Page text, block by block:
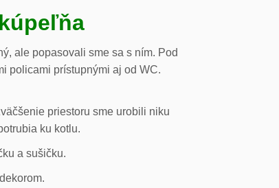
ale popasovali sme sa s ním. Pod
policami prístupnými aj od WC.
priestoru sme urobili niku
ku kotlu.
a sušičku.